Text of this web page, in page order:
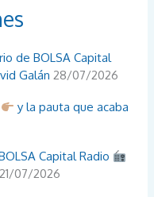
de BOLSA Capital
Galán 28/07/2026
y la pauta que acaba
Capital Radio
21/07/2026